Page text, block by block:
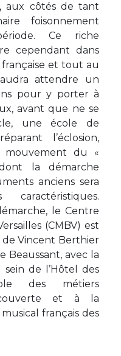
aux côtés de tant
foisonnement
Ce riche
cependant dans
française et tout au
attendre un
pour y porter à
avant que ne se
une école de
l’éclosion,
mouvement du «
la démarche
anciens sera
le Centre
(CMBV) est
de Vincent Berthier
Beaussant, avec la
de l’Hôtel des
des métiers
et à la
français des